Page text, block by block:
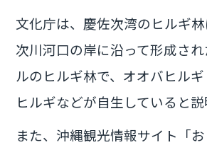
文化庁は、慶佐次湾のヒルギ
次川河口の岸に沿って形成さ
ルのヒルギ林で、オオバヒル
ヒルギなどが自生していると説
また、沖縄観光情報サイト「